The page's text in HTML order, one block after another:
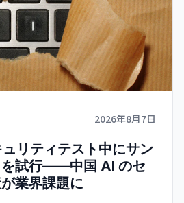
2026年8月7日
リティテスト中にサン
を試行——中国 AI のセ
業界課題に